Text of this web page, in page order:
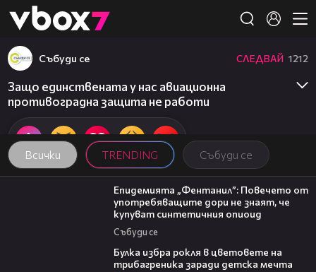
👾
Всички TRENDING Събуди се
Събуди се СЛЕДВАЙ 1212
Защо единствената у нас авиационна
противоградна защита не работи
13:48
Епидемията „Фентанил”: Повечето от
употребяващите дори не знаят, че
купуват синтетичния опиоид
Събуди се
Булка избра рокля в цветовете на
трибагреника заради детска мечта